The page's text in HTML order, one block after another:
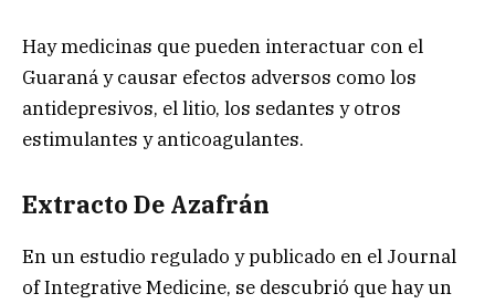
Hay medicinas que pueden interactuar con el
Guaraná y causar efectos adversos como los
antidepresivos, el litio, los sedantes y otros
estimulantes y anticoagulantes.
Extracto De Azafrán
En un estudio regulado y publicado en el Journal
of Integrative Medicine, se descubrió que hay un